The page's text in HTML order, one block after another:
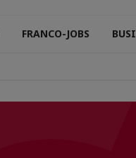
FRANCO-JOBS